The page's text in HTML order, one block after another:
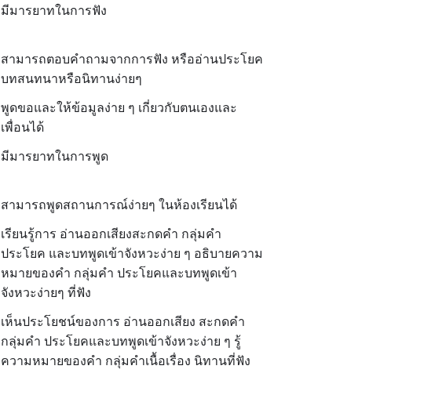
มีมารยาทในการฟัง
สามารถตอบคำถามจากการฟัง หรืออ่านประโยค
บทสนทนาหรือนิทานง่ายๆ
พูดขอและให้ข้อมูลง่าย ๆ เกี่ยวกับตนเองและ
เพื่อนได้
มีมารยาทในการพูด
สามารถพูดสถานการณ์ง่ายๆ ในห้องเรียนได้
เรียนรู้การ อ่านออกเสียงสะกดคำ กลุ่มคำ
ประโยค และบทพูดเข้าจังหวะง่าย ๆ อธิบายความ
หมายของคำ กลุ่มคำ ประโยคและบทพูดเข้า
จังหวะง่ายๆ ที่ฟัง
เห็นประโยชน์ของการ อ่านออกเสียง สะกดคำ
กลุ่มคำ ประโยคและบทพูดเข้าจังหวะง่าย ๆ รู้
ความหมายของคำ กลุ่มคำเนื้อเรื่อง นิทานที่ฟัง